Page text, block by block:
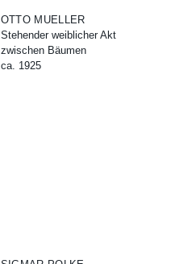
OTTO MUELLER
Stehender weiblicher Akt
zwischen Bäumen
ca. 1925